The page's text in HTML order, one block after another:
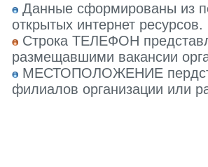
Данные сформированы из
открытых интернет ресурсов.
Строка ТЕЛЕФОН
размещавшими вакансии
МЕСТОПОЛОЖЕНИЕ
филиалов организации или